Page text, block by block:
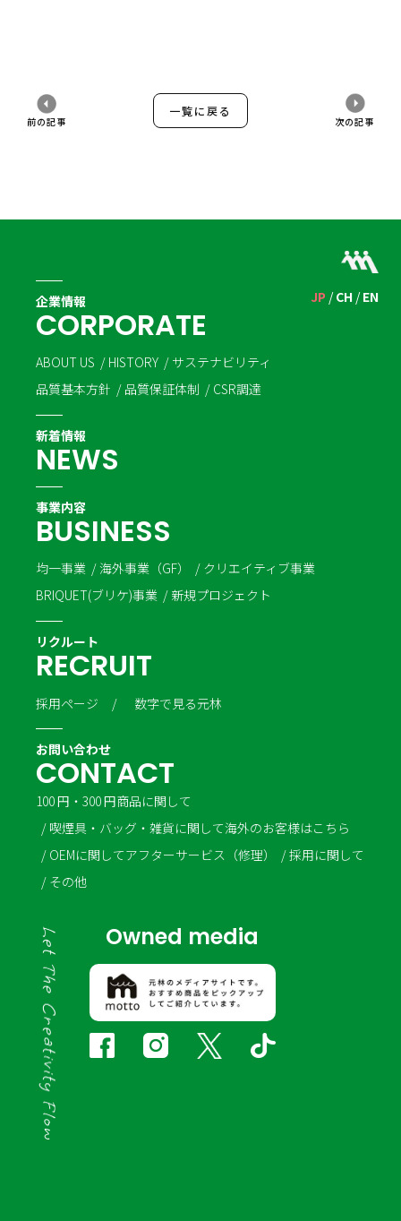
前の記事
一覧に戻る
次の記事
JP CH EN
企業情報
CORPORATE
ABOUT US HISTORY
サステナビリティ
品質基本方針
品質保証体制 CSR調達
新着情報
NEWS
事業内容
BUSINESS
均一事業 海外事業（GF）
クリエイティブ事業
BRIQUET(ブリケ)事業
新規プロジェクト
リクルート
RECRUIT
採用ページ 数字で見る元林
お問い合わせ
CONTACT
100 円・300 円商品に関して
喫煙具・バッグ・雑貨に関して海外のお客様はこちら
OEMに関してアフターサービス（修理）
採用に関して
その他
Owned media